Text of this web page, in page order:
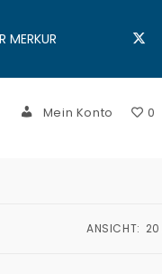
MERKUR
Mein Konto 0
ANSICHT: 20